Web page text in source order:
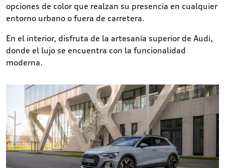
opciones de color que realzan su presencia en cualquier
entorno urbano o fuera de carretera.
En el interior, disfruta de la artesanía superior de Audi,
donde el lujo se encuentra con la funcionalidad
moderna.